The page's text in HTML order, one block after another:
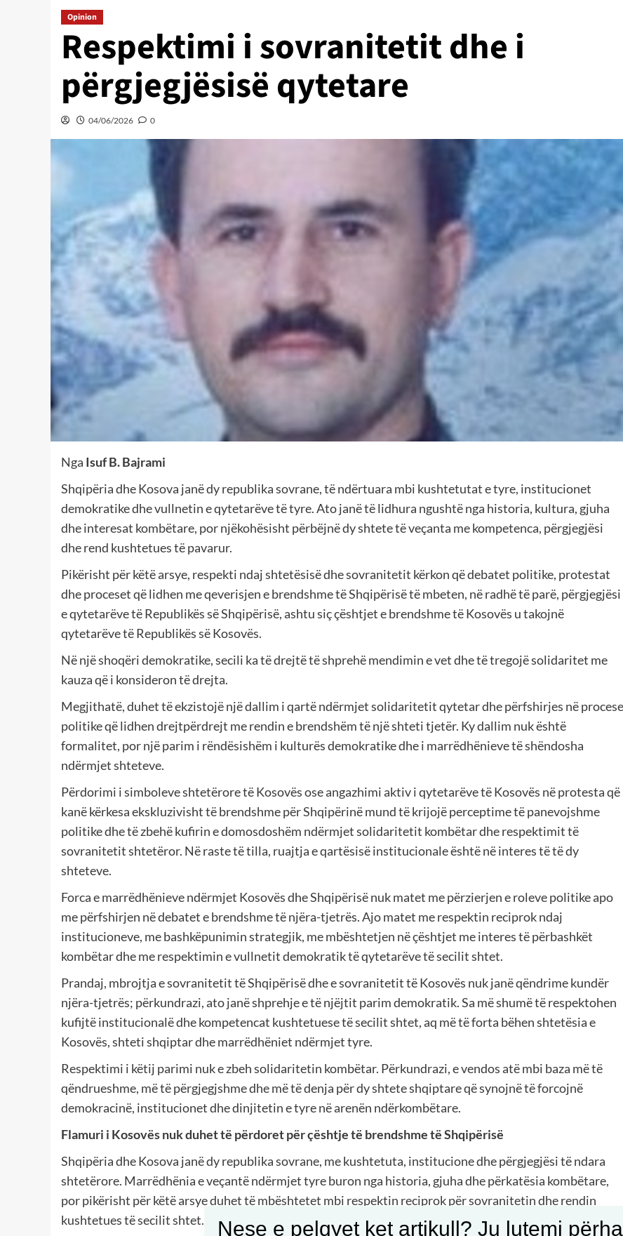
Opinion
Respektimi i sovranitetit dhe i
përgjegjësisë qytetare
04/06/2026 0
Nga Isuf B. Bajrami
Shqipëria dhe Kosova janë dy republika sovrane, të ndërtuara mbi kushtetutat e tyre, institucionet
demokratike dhe vullnetin e qytetarëve të tyre. Ato janë të lidhura ngushtë nga historia, kultura, gjuha
dhe interesat kombëtare, por njëkohësisht përbëjnë dy shtete të veçanta me kompetenca, përgjegjësi
dhe rend kushtetues të pavarur.
Pikërisht për këtë arsye, respekti ndaj shtetësisë dhe sovranitetit kërkon që debatet politike, protestat
dhe proceset që lidhen me qeverisjen e brendshme të Shqipërisë të mbeten, në radhë të parë, përgjegjësi
e qytetarëve të Republikës së Shqipërisë, ashtu siç çështjet e brendshme të Kosovës u takojnë
qytetarëve të Republikës së Kosovës.
Në një shoqëri demokratike, secili ka të drejtë të shprehë mendimin e vet dhe të tregojë solidaritet me
kauza që i konsideron të drejta.
Megjithatë, duhet të ekzistojë një dallim i qartë ndërmjet solidaritetit qytetar dhe përfshirjes në procese
politike që lidhen drejtpërdrejt me rendin e brendshëm të një shteti tjetër. Ky dallim nuk është
formalitet, por një parim i rëndësishëm i kulturës demokratike dhe i marrëdhënieve të shëndosha
ndërmjet shteteve.
Përdorimi i simboleve shtetërore të Kosovës ose angazhimi aktiv i qytetarëve të Kosovës në protesta që
kanë kërkesa ekskluzivisht të brendshme për Shqipërinë mund të krijojë perceptime të panevojshme
politike dhe të zbehë kufirin e domosdoshëm ndërmjet solidaritetit kombëtar dhe respektimit të
sovranitetit shtetëror. Në raste të tilla, ruajtja e qartësisë institucionale është në interes të të dy
shteteve.
Forca e marrëdhënieve ndërmjet Kosovës dhe Shqipërisë nuk matet me përzierjen e roleve politike apo
me përfshirjen në debatet e brendshme të njëra-tjetrës. Ajo matet me respektin reciprok ndaj
institucioneve, me bashkëpunimin strategjik, me mbështetjen në çështjet me interes të përbashkët
kombëtar dhe me respektimin e vullnetit demokratik të qytetarëve të secilit shtet.
Prandaj, mbrojtja e sovranitetit të Shqipërisë dhe e sovranitetit të Kosovës nuk janë qëndrime kundër
njëra-tjetrës; përkundrazi, ato janë shprehje e të njëjtit parim demokratik. Sa më shumë të respektohen
kufijtë institucionalë dhe kompetencat kushtetuese të secilit shtet, aq më të forta bëhen shtetësia e
Kosovës, shteti shqiptar dhe marrëdhëniet ndërmjet tyre.
Respektimi i këtij parimi nuk e zbeh solidaritetin kombëtar. Përkundrazi, e vendos atë mbi baza më të
qëndrueshme, më të përgjegjshme dhe më të denja për dy shtete shqiptare që synojnë të forcojnë
demokracinë, institucionet dhe dinjitetin e tyre në arenën ndërkombëtare.
Flamuri i Kosovës nuk duhet të përdoret për çështje të brendshme të Shqipërisë
Shqipëria dhe Kosova janë dy republika sovrane, me kushtetuta, institucione dhe përgjegjësi të ndara
shtetërore. Marrëdhënia e veçantë ndërmjet tyre buron nga historia, gjuha dhe përkatësia kombëtare,
por pikërisht për këtë arsye duhet të mbështetet mbi respektin reciprok për sovranitetin dhe rendin
kushtetues të secilit shtet.
Nese e pelqyet ket artikull? Ju lutemi